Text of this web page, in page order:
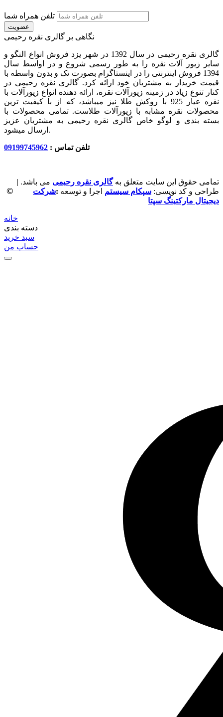
تلفن همراه شما
عضویت
نگاهی بر گالری نقره رحیمی
گالری نقره رحیمی در سال 1392 در شهر یزد فروش انواع النگو و
سایر زیور آلات نقره را به طور رسمی شروع و در اواسط سال
1394 فروش اینترنتی را در اینستاگرام بصورت تک و بدون واسطه با
قیمت خریدار به مشتریان خود ارائه کرد. گالری نقره رحیمی در
کنار تنوع زیاد در زمینه زیورآلات نقره، ارائه دهنده انواع زیورآلات با
نقره عیار 925 با روکش طلا نیز میباشد، که از با کیفیت‏ ترین
محصولات نقره مشابه با زیورآلات طلاست. تمامی محصولات با
بسته بندی و لوگو خاص گالری نقره رحیمی به مشتریان عزیز
ارسال میشود.
تلفن تماس : 09199745962
©
تمامی حقوق این سایت متعلق بهگالری نقره رحیمی می باشد. |
طراحی و کد نویسی: سپکام سیستم اجرا و توسعه :شرکت
دیجیتال مارکتینگ سپتا
خانه
دسته بندی
سبد خرید
حساب من